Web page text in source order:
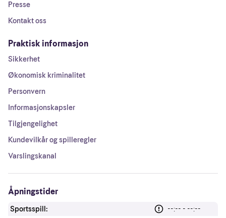
Presse
Kontakt oss
Praktisk informasjon
Sikkerhet
Økonomisk kriminalitet
Personvern
Informasjonskapsler
Tilgjengelighet
Kundevilkår og spilleregler
Varslingskanal
Åpningstider
Sportsspill: --:-- - --:--